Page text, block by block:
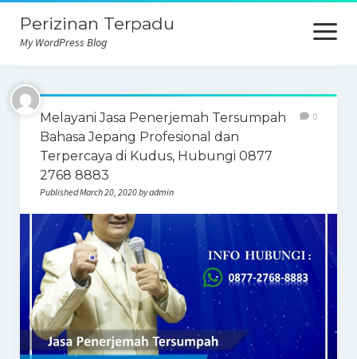
Perizinan Terpadu
My WordPress Blog
open
menu
Melayani Jasa Penerjemah Tersumpah
Bahasa Jepang Profesional dan
Terpercaya di Kudus, Hubungi 0877
2768 8883
Published March 20, 2020 by admin
0